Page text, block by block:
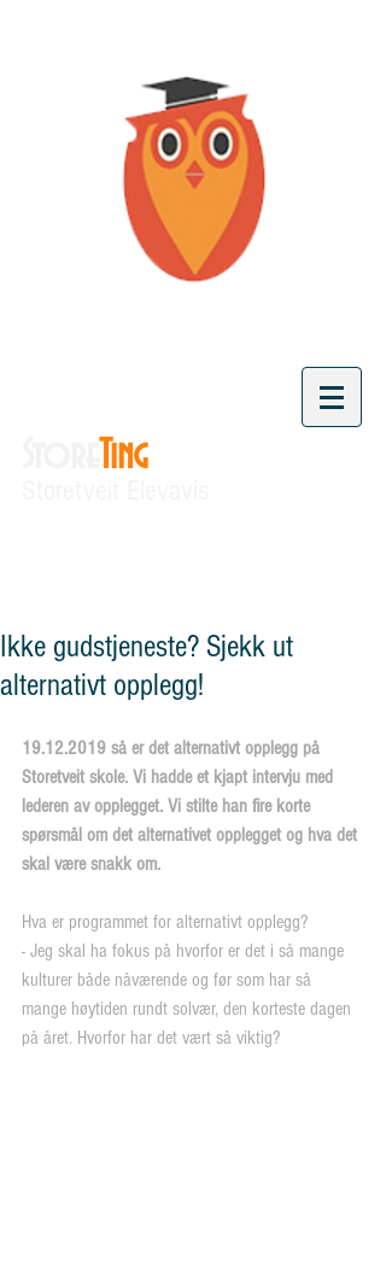
Ting
Ikke gudstjeneste? Sjekk ut
alternativt opplegg!
19.12.2019 så er det alternativt opplegg på
Storetveit skole. Vi hadde et kjapt intervju med
lederen av opplegget. Vi stilte han fire korte
spørsmål om det alternativet opplegget og hva det
skal være snakk om.
Hva er programmet for alternativt opplegg?
- Jeg skal ha fokus på hvorfor er det i så mange
kulturer både nåværende og før som har så
mange høytiden rundt solvær, den korteste dagen
på året. Hvorfor har det vært så viktig?